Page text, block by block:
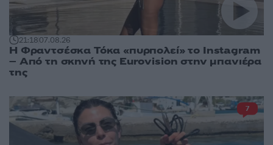
21:1807.08.26
Η Φραντσέσκα Τόκα «πυρπολεί» το Instagram
– Από τη σκηνή της Eurovision στην μπανιέρα
της
7